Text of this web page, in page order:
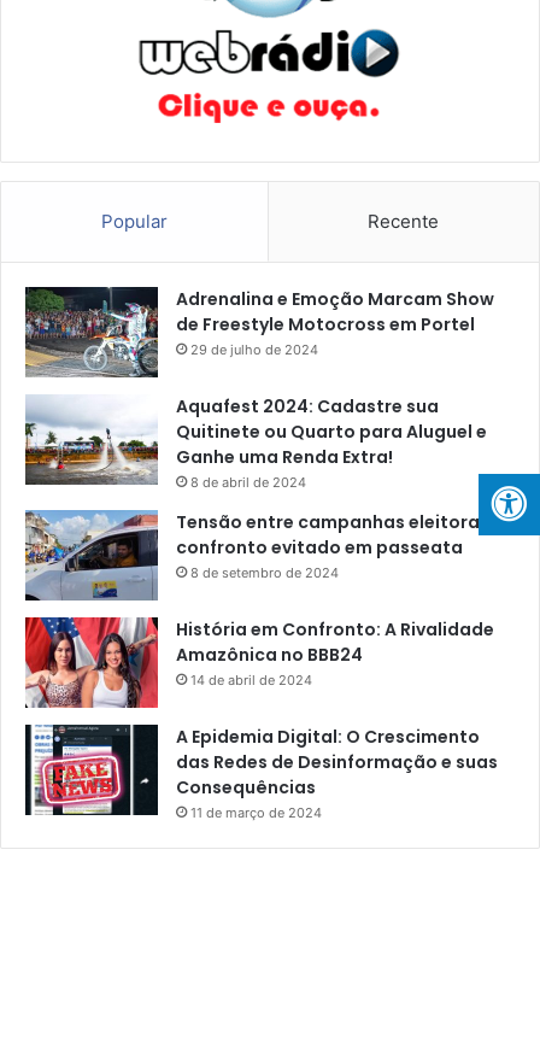
Popular Recente
Adrenalina e Emoção Marcam Show
de Freestyle Motocross em Portel
29 de julho de 2024
Aquafest 2024: Cadastre sua
Quitinete ou Quarto para Aluguel e
Ganhe uma Renda Extra!
8 de abril de 2024
Tensão entre campanhas eleitorais:
confronto evitado em passeata
8 de setembro de 2024
História em Confronto: A Rivalidade
Amazônica no BBB24
14 de abril de 2024
A Epidemia Digital: O Crescimento
das Redes de Desinformação e suas
Consequências
11 de março de 2024